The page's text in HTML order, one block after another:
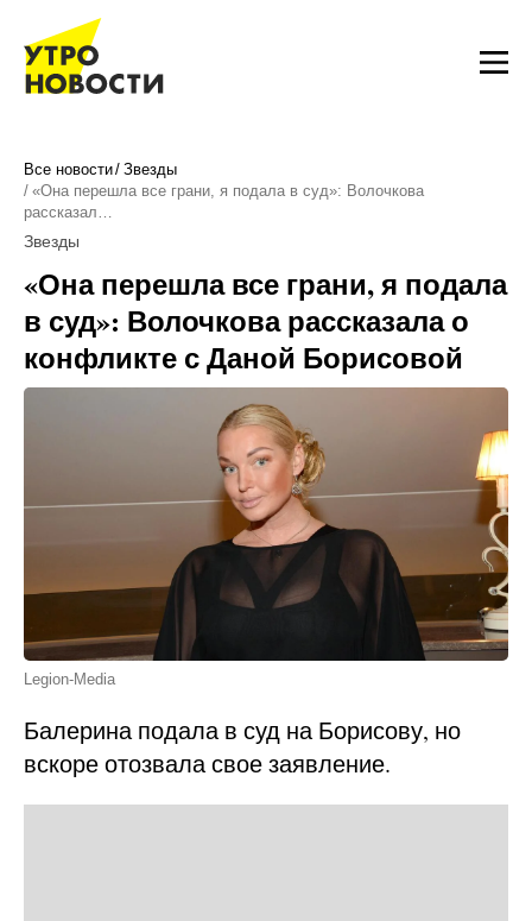
Все новости Звезды
«Она перешла все грани, я подала в суд»: Волочкова
рассказал…
Звезды
«Она перешла все грани, я подала
в суд»: Волочкова рассказала о
конфликте с Даной Борисовой
Legion-Media
Балерина подала в суд на Борисову, но
вскоре отозвала свое заявление.